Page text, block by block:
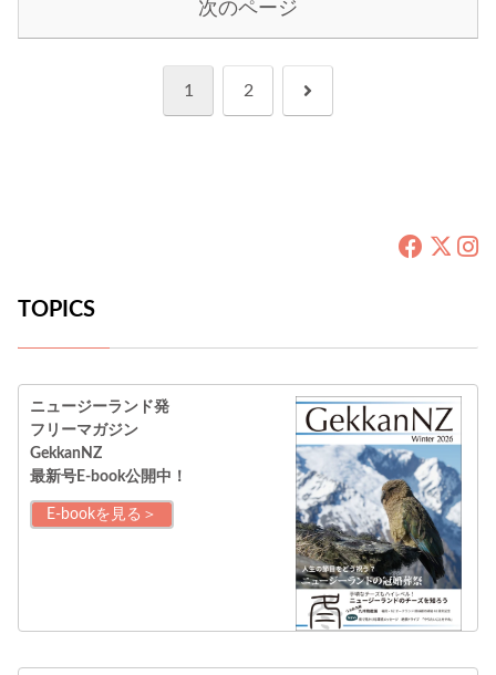
次のページ
1 2 次
TOPICS
ニュージーランド発
フリーマガジン
GekkanNZ
最新号E-book公開中！
E-bookを見る＞